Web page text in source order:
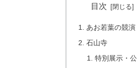
目次
あお若葉の競演
石山寺
特別展示・